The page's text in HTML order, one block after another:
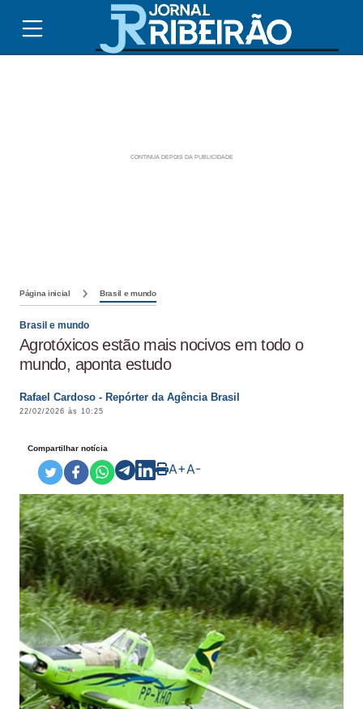
Página inicial Brasil e mundo
Brasil e mundo
Agrotóxicos estão mais nocivos em todo o
mundo, aponta estudo
Rafael Cardoso - Repórter da Agência Brasil
22/02/2026 às 10:25
Compartilhar notícia
A+A-